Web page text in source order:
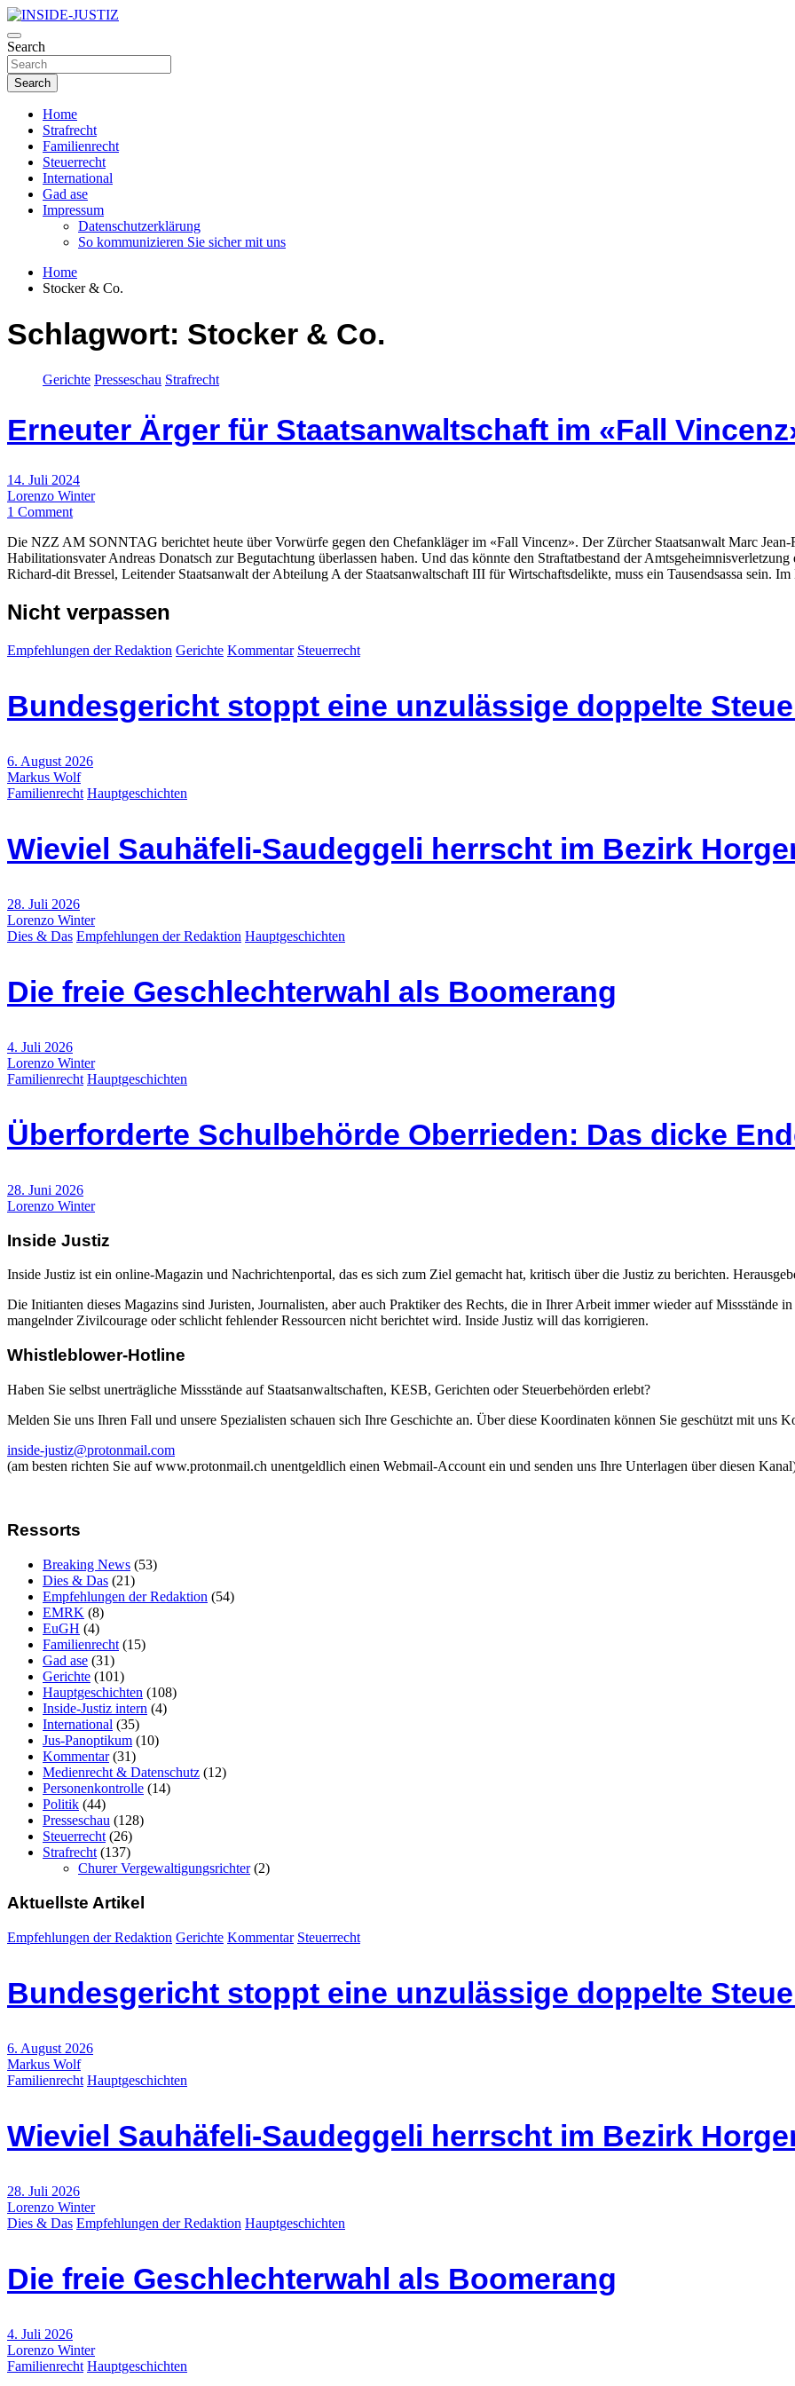
Skip
to
content
INSIDE-JUSTIZ
Investigativer Journalismus zur Dritten Gewalt
Search
Search
Home
Strafrecht
Familienrecht
Steuerrecht
International
Gad ase
Impressum
Datenschutzerklärung
So kommunizieren Sie sicher mit uns
Home
Stocker & Co.
Schlagwort: Stocker & Co.
Gerichte Presseschau Strafrecht
Erneuter Ärger für Staatsanwaltschaft im «Fall
14. Juli 2024
Lorenzo Winter
1 Comment
Die NZZ AM SONNTAG berichtet heute über Vorwürfe gegen den Chefankläger im «Fall Vincenz». Der Zürcher Staatsanwalt Marc
Habilitationsvater Andreas Donatsch zur Begutachtung überlassen haben. Und das könnte den Straftatbestand der
Richard-dit Bressel, Leitender Staatsanwalt der Abteilung A der Staatsanwaltschaft III für Wirtschaftsdelikte, muss ein Tausendsassa sein.
Nicht verpassen
Empfehlungen der Redaktion Gerichte Kommentar Steuerrecht
Bundesgericht stoppt eine unzulässige doppelte
6. August 2026
Markus Wolf
Familienrecht Hauptgeschichten
Wieviel Sauhäfeli-Saudeggeli herrscht im Bezirk
28. Juli 2026
Lorenzo Winter
Dies & Das Empfehlungen der Redaktion Hauptgeschichten
Die freie Geschlechterwahl als Boomerang
4. Juli 2026
Lorenzo Winter
Familienrecht Hauptgeschichten
Überforderte Schulbehörde Oberrieden: Das dicke
28. Juni 2026
Lorenzo Winter
Inside Justiz
Inside Justiz ist ein online-Magazin und Nachrichtenportal, das es sich zum Ziel gemacht hat, kritisch über die Justiz zu berichten.
Die Initianten dieses Magazins sind Juristen, Journalisten, aber auch Praktiker des Rechts, die in Ihrer Arbeit immer wieder auf Missstände
mangelnder Zivilcourage oder schlicht fehlender Ressourcen nicht berichtet wird. Inside Justiz will das korrigieren.
Whistleblower-Hotline
Haben Sie selbst unerträgliche Missstände auf Staatsanwaltschaften, KESB, Gerichten oder Steuerbehörden erlebt?
Melden Sie uns Ihren Fall und unsere Spezialisten schauen sich Ihre Geschichte an. Über diese Koordinaten können Sie geschützt mit uns
inside-justiz@protonmail.com
(am besten richten Sie auf www.protonmail.ch unentgeldlich einen Webmail-Account ein und senden uns Ihre Unterlagen über diesen
Ressorts
Breaking News (53)
Dies & Das (21)
Empfehlungen der Redaktion (54)
EMRK (8)
EuGH (4)
Familienrecht (15)
Gad ase (31)
Gerichte (101)
Hauptgeschichten (108)
Inside-Justiz intern (4)
International (35)
Jus-Panoptikum (10)
Kommentar(31)
Medienrecht & Datenschutz (12)
Personenkontrolle (14)
Politik (44)
Presseschau (128)
Steuerrecht (26)
Strafrecht (137)
Churer Vergewaltigungsrichter(2)
Aktuellste Artikel
Empfehlungen der Redaktion Gerichte Kommentar Steuerrecht
Bundesgericht stoppt eine unzulässige doppelte
6. August 2026
Markus Wolf
Familienrecht Hauptgeschichten
Wieviel Sauhäfeli-Saudeggeli herrscht im Bezirk
28. Juli 2026
Lorenzo Winter
Dies & Das Empfehlungen der Redaktion Hauptgeschichten
Die freie Geschlechterwahl als Boomerang
4. Juli 2026
Lorenzo Winter
Familienrecht Hauptgeschichten